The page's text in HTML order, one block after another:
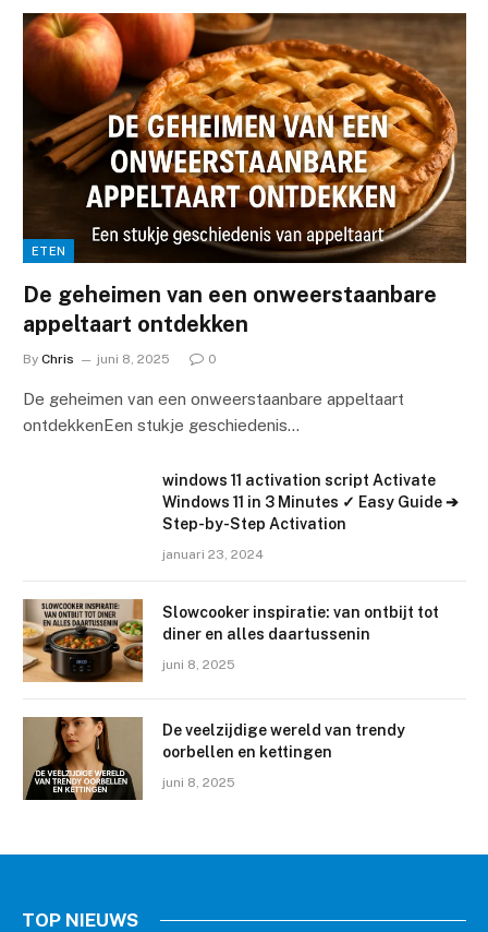
ETEN
De geheimen van een onweerstaanbare
appeltaart ontdekken
By Chris juni 8, 2025 0
De geheimen van een onweerstaanbare appeltaart
ontdekkenEen stukje geschiedenis…
windows 11 activation script Activate
Windows 11 in 3 Minutes ✓ Easy Guide ➔
Step-by-Step Activation
januari 23, 2024
Slowcooker inspiratie: van ontbijt tot
diner en alles daartussenin
juni 8, 2025
De veelzijdige wereld van trendy
oorbellen en kettingen
juni 8, 2025
TOP NIEUWS